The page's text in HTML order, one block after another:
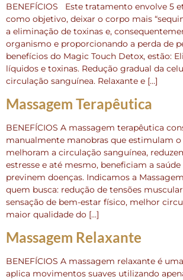
BENEFÍCIOS Este tratamento envolve 5
como objetivo, deixar o corpo mais
a eliminação de toxinas e,
organismo e proporcionando a perda de
benefícios do Magic Touch Detox, estão:
líquidos e toxinas. Redução gradual da
circulação sanguínea. Relaxante e […]
Massagem Terapêutica
BENEFÍCIOS A massagem terapêutica
manualmente manobras que estimulam
melhoram a circulação sanguínea,
estresse e até mesmo, beneficiam a
previnem doenças. Indicamos a
quem busca: redução de tensões
sensação de bem-estar físico, melhor
maior qualidade do […]
Massagem Relaxante
BENEFÍCIOS A massagem relaxante é
aplica movimentos suaves utilizando